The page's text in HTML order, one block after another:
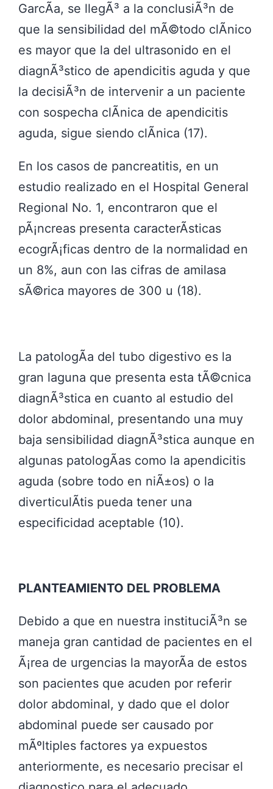
GarcÃ­a, se llegÃ³ a la conclusiÃ³n de
que la sensibilidad del mÃ©todo clÃ­nico
es mayor que la del ultrasonido en el
diagnÃ³stico de apendicitis aguda y que
la decisiÃ³n de intervenir a un paciente
con sospecha clÃ­nica de apendicitis
aguda, sigue siendo clÃ­nica (17).
En los casos de pancreatitis, en un
estudio realizado en el Hospital General
Regional No. 1, encontraron que el
pÃ¡ncreas presenta caracterÃ­sticas
ecogrÃ¡ficas dentro de la normalidad en
un 8%, aun con las cifras de amilasa
sÃ©rica mayores de 300 u (18).
La patologÃ­a del tubo digestivo es la
gran laguna que presenta esta tÃ©cnica
diagnÃ³stica en cuanto al estudio del
dolor abdominal, presentando una muy
baja sensibilidad diagnÃ³stica aunque en
algunas patologÃ­as como la apendicitis
aguda (sobre todo en niÃ±os) o la
diverticulÃ­tis pueda tener una
especificidad aceptable (10).
PLANTEAMIENTO DEL PROBLEMA
Debido a que en nuestra instituciÃ³n se
maneja gran cantidad de pacientes en el
Ã¡rea de urgencias la mayorÃ­a de estos
son pacientes que acuden por referir
dolor abdominal, y dado que el dolor
abdominal puede ser causado por
mÃºltiples factores ya expuestos
anteriormente, es necesario precisar el